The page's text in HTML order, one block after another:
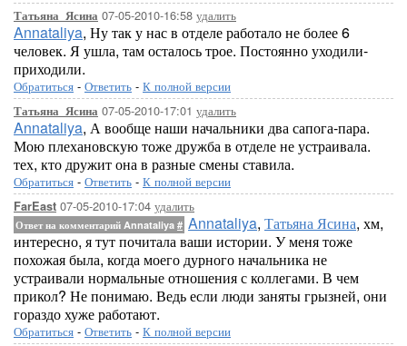
Татьяна_Ясина 07-05-2010-16:58 удалить
Annataliya, Ну так у нас в отделе работало не более 6
человек. Я ушла, там осталось трое. Постоянно уходили-
приходили.
Обратиться - Ответить - К полной версии
Татьяна_Ясина 07-05-2010-17:01 удалить
Annataliya, А вообще наши начальники два сапога-пара.
Мою плехановскую тоже дружба в отделе не устраивала.
тех, кто дружит она в разные смены ставила.
Обратиться - Ответить - К полной версии
FarEast 07-05-2010-17:04 удалить
Ответ на комментарий Annataliya # Annataliya, Татьяна Ясина, хм,
интересно, я тут почитала ваши истории. У меня тоже
похожая была, когда моего дурного начальника не
устраивали нормальные отношения с коллегами. В чем
прикол? Не понимаю. Ведь если люди заняты грызней, они
гораздо хуже работают.
Обратиться - Ответить - К полной версии